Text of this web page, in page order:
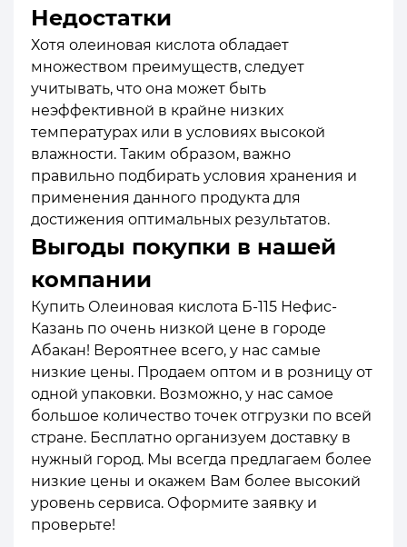
Недостатки
Хотя олеиновая кислота обладает
множеством преимуществ, следует
учитывать, что она может быть
неэффективной в крайне низких
температурах или в условиях высокой
влажности. Таким образом, важно
правильно подбирать условия хранения и
применения данного продукта для
достижения оптимальных результатов.
Выгоды покупки в нашей
компании
Купить Олеиновая кислота Б-115 Нефис-
Казань по очень низкой цене в городе
Абакан! Вероятнее всего, у нас самые
низкие цены. Продаем оптом и в розницу от
одной упаковки. Возможно, у нас самое
большое количество точек отгрузки по всей
стране. Бесплатно организуем доставку в
нужный город. Мы всегда предлагаем более
низкие цены и окажем Вам более высокий
уровень сервиса. Оформите заявку и
проверьте!